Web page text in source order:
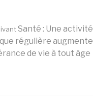
Santé : Une activité
régulière augmente
de vie à tout âge